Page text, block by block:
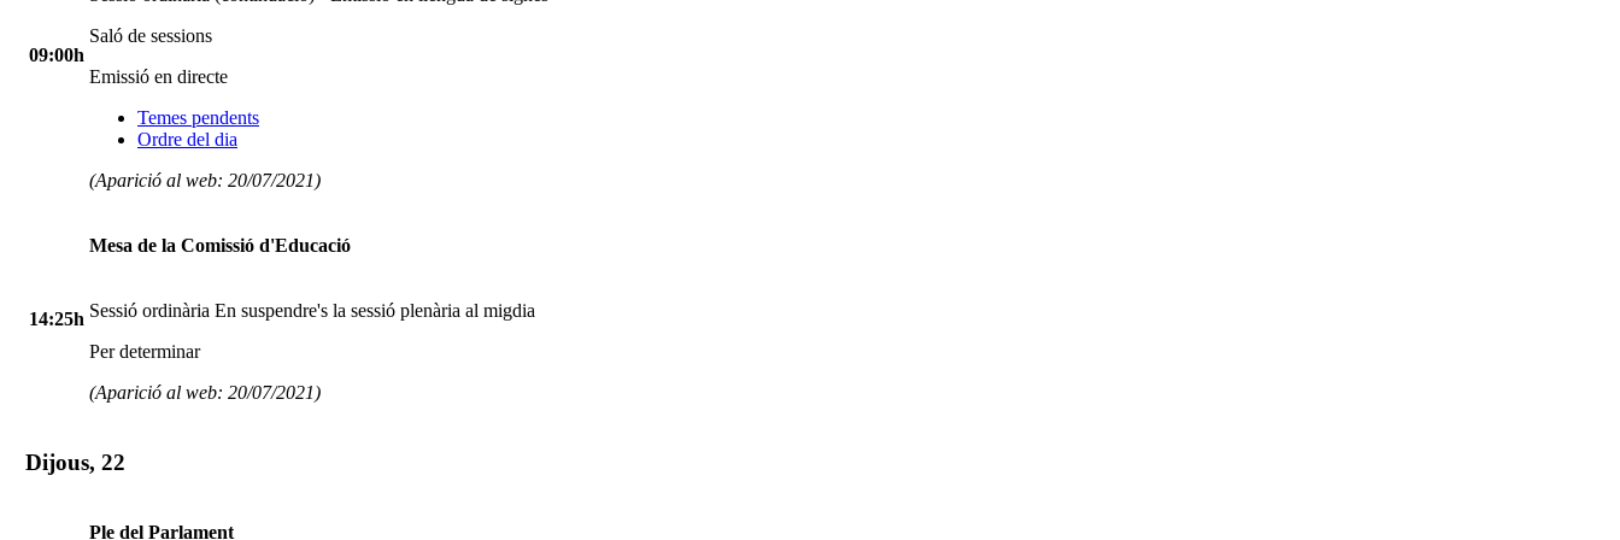
09:00h
Saló de sessions
Emissió en directe
Temes pendents
Ordre del dia
(Aparició al web: 20/07/2021)
14:25h
Mesa de la Comissió d'Educació
Sessió ordinària En suspendre's la sessió plenària al migdia
Per determinar
(Aparició al web: 20/07/2021)
Dijous, 22
Ple del Parlament